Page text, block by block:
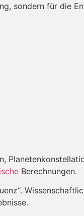
sondern für die
Berechnungen.